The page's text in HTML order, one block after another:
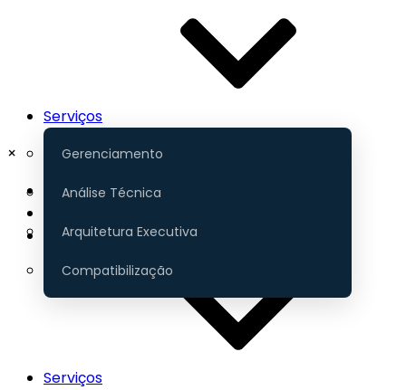
Serviços
Gerenciamento
Análise Técnica
Arquitetura Executiva
Compatibilização
×
Início
Contato
Serviços